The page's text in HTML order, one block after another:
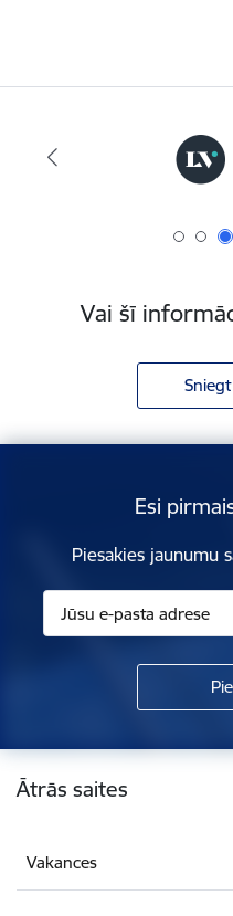
Vai šī
Esi
Piesakies jaunumu
Kājene
Ātrās saites
Vakances